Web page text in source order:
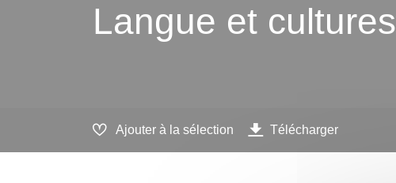
Langue et cultures
Ajouter à la sélection Télécharger